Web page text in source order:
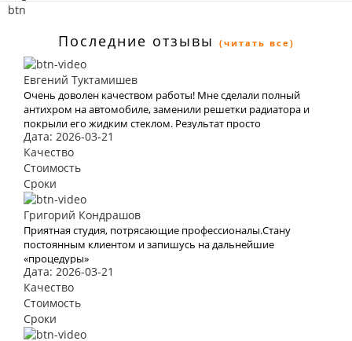
Последние отзывы (читать все)
Евгений Туктамишев
Очень доволен качеством работы! Мне сделали полный
антихром на автомобиле, заменили решетки радиатора и
покрыли его жидким стеклом. Результат просто
потрясающий!
Дата: 2026-03-21
Качество
Стоимость
Сроки
Григорий Кондрашов
Приятная студия, потрясающие профессионалы.Стану
постоянным клиентом и запишусь на дальнейшие
«процедуры»
Дата: 2026-03-21
Качество
Стоимость
Сроки